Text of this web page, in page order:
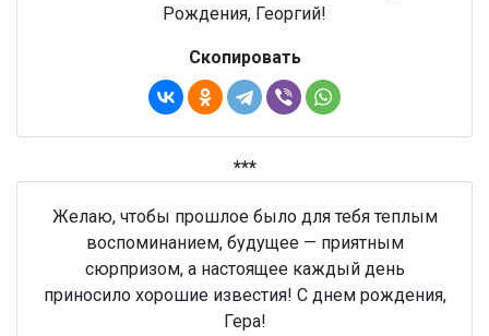
Рождения, Георгий!
Скопировать
***
Желаю, чтобы прошлое было для тебя теплым
воспоминанием, будущее — приятным
сюрпризом, а настоящее каждый день
приносило хорошие известия! С днем рождения,
Гера!